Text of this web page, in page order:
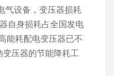
设备，变压器损耗
自身损耗占全国发电
能耗配电变压器已不
压器的节能降耗工